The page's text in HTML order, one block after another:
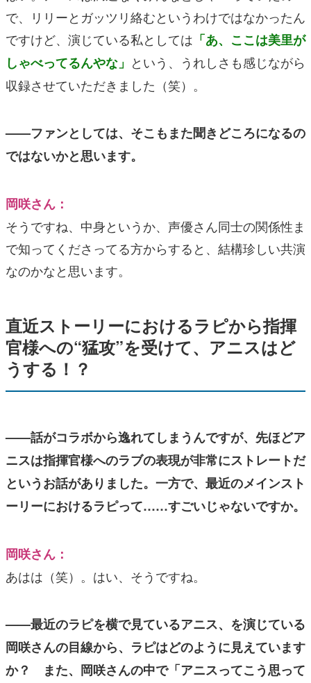
で、リリーとガッツリ絡むというわけではなかったん
ですけど、演じている私としては 「あ、ここは美里が
しゃべってるんやな」 という、うれしさも感じながら
収録させていただきました（笑）。
——ファンとしては、そこもまた聞きどころになるの
ではないかと思います。
岡咲さん：
そうですね、中身というか、声優さん同士の関係性ま
で知ってくださってる方からすると、結構珍しい共演
なのかなと思います。
直近ストーリーにおけるラピから指揮
官様への“猛攻”を受けて、アニスはど
うする！？
——話がコラボから逸れてしまうんですが、先ほどア
ニスは指揮官様へのラブの表現が非常にストレートだ
というお話がありました。一方で、最近のメインスト
ーリーにおけるラピって……すごいじゃないですか。
岡咲さん：
あはは（笑）。はい、そうですね。
——最近のラピを横で見ているアニス、を演じている
岡咲さんの目線から、ラピはどのように見えています
か？ また、岡咲さんの中で「アニスってこう思って